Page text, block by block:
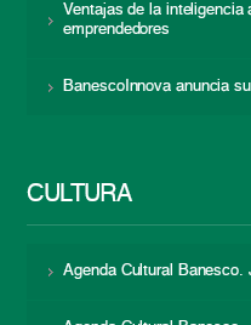
Ventajas de la inteligencia
emprendedores
BanescoInnova anuncia
CULTURA
Agenda Cultural Banesco.